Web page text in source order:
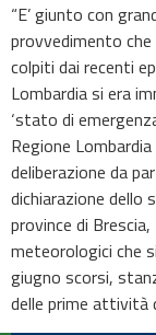
“E’ giunto con
provvedimento
colpiti dai recenti
Lombardia si era
‘stato di
Regione
deliberazione da
dichiarazione dello
province di
meteorologici che
giugno scorsi,
delle prime attività